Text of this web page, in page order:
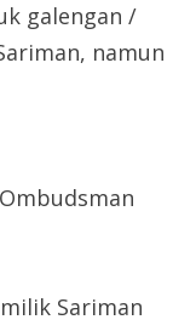
galengan /
namun
milik Sariman